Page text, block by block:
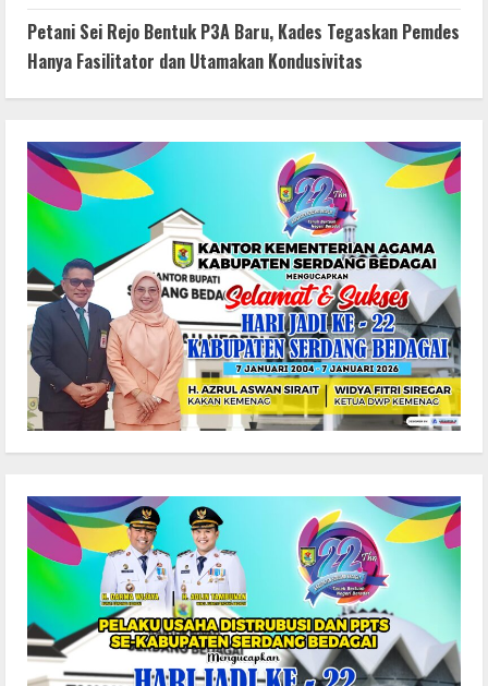
Petani Sei Rejo Bentuk P3A Baru, Kades Tegaskan Pemdes
Hanya Fasilitator dan Utamakan Kondusivitas